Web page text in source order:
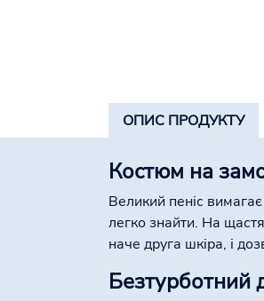
ОПИС ПРОДУКТУ
Костюм на
Великий пеніс
легко знайти. На
наче друга шкіра, і
Безтурботний